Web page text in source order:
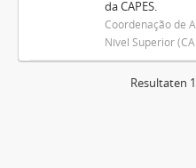
da CAPES.
Coordenação de
Nível Superior
Resultaten